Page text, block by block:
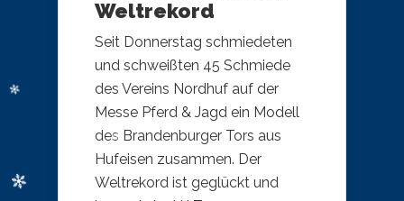
Weltrekord
Seit Donnerstag schmiedeten
und schweißten 45 Schmiede
des Vereins Nordhuf auf der
Messe Pferd & Jagd ein Modell
des Brandenburger Tors aus
Hufeisen zusammen. Der
Weltrekord ist geglückt und